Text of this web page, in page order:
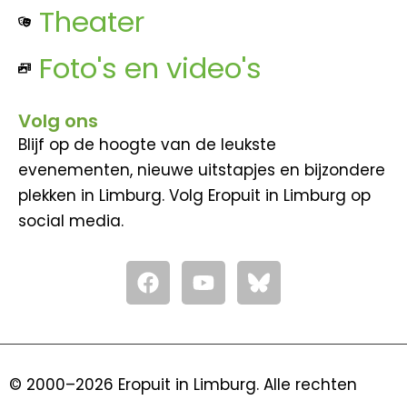
Theater
Foto's en video's
Volg ons
Blijf op de hoogte van de leukste
evenementen, nieuwe uitstapjes en bijzondere
plekken in Limburg. Volg Eropuit in Limburg op
social media.
F
a
c
o
Y
o
u
b
© 2000–2026 Eropuit in Limburg. Alle rechten